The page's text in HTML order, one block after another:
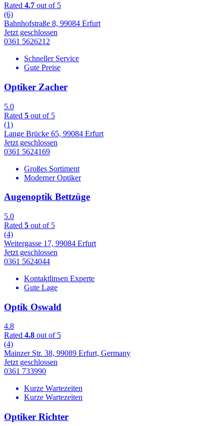
Rated 4.7 out of 5
(6)
Bahnhofstraße 8, 99084 Erfurt
Jetzt geschlossen
0361 5626212
Schneller Service
Gute Preise
Optiker Zacher
5.0
Rated 5 out of 5
(1)
Lange Brücke 65, 99084 Erfurt
Jetzt geschlossen
0361 5624169
Großes Sortiment
Moderner Optiker
Augenoptik Bettzüge
5.0
Rated 5 out of 5
(4)
Weitergasse 17, 99084 Erfurt
Jetzt geschlossen
0361 5624044
Kontaktlinsen Experte
Gute Lage
Optik Oswald
4.8
Rated 4.8 out of 5
(4)
Mainzer Str. 38, 99089 Erfurt, Germany
Jetzt geschlossen
0361 733990
Kurze Wartezeiten
Kurze Wartezeiten
Optiker Richter